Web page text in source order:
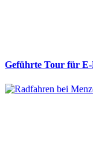
Geführte Tour für